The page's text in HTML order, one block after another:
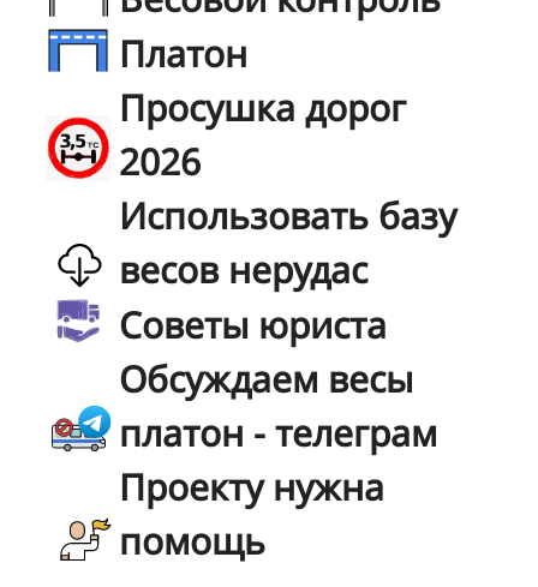
Платон
Просушка дорог
2026
Использовать базу
весов нерудас
Советы юриста
Обсуждаем весы
платон - телеграм
Проекту нужна
помощь